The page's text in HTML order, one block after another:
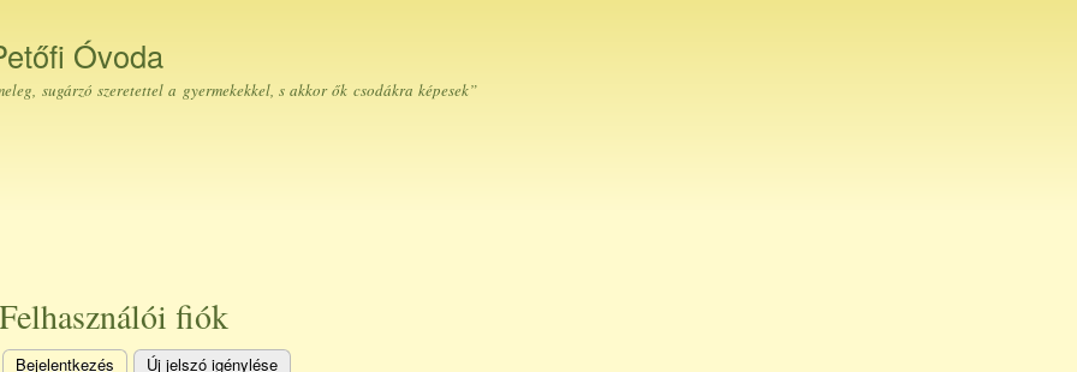
Óvoda
sugárzó szeretettel a gyermekekkel, s akkor ők csodákra képesek”
Felhasználói fiók
Bejelentkezés (aktív fül)
Új jelszó igénylése